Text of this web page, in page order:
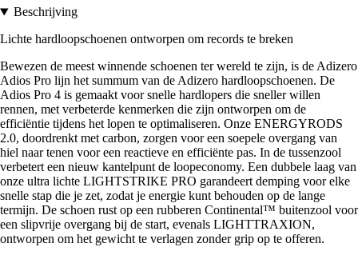
Beschrijving
Lichte hardloopschoenen ontworpen om records te breken
Bewezen de meest winnende schoenen ter wereld te zijn, is de Adizero
Adios Pro lijn het summum van de Adizero hardloopschoenen. De
Adios Pro 4 is gemaakt voor snelle hardlopers die sneller willen
rennen, met verbeterde kenmerken die zijn ontworpen om de
efficiëntie tijdens het lopen te optimaliseren. Onze ENERGYRODS
2.0, doordrenkt met carbon, zorgen voor een soepele overgang van
hiel naar tenen voor een reactieve en efficiënte pas. In de tussenzool
verbetert een nieuw kantelpunt de loopeconomy. Een dubbele laag van
onze ultra lichte LIGHTSTRIKE PRO garandeert demping voor elke
snelle stap die je zet, zodat je energie kunt behouden op de lange
termijn. De schoen rust op een rubberen Continental™ buitenzool voor
een slipvrije overgang bij de start, evenals LIGHTTRAXION,
ontworpen om het gewicht te verlagen zonder grip op te offeren.